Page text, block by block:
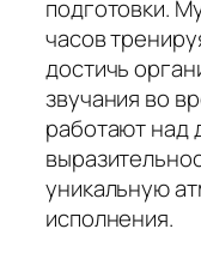
подготовки.
часов
достичь
звучания во
работают над
уникальную
исполнения.